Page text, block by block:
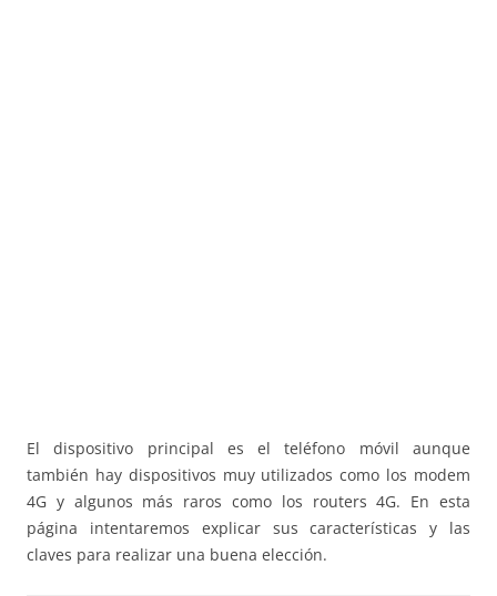
El dispositivo principal es el teléfono móvil aunque
también hay dispositivos muy utilizados como los modem
4G y algunos más raros como los routers 4G. En esta
página intentaremos explicar sus características y las
claves para realizar una buena elección.